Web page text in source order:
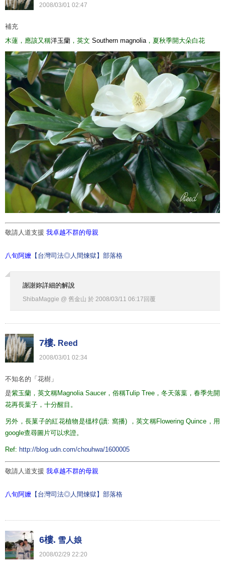
2008/03/01 02:47
補充
木蓮，應該又稱洋玉蘭 ，英文 Southern magnolia ，夏秋季開大朵白花
敬請人道支援 我卓越不群的母親
八旬阿嬤 【台灣司法◎人間煉獄】部落格
謝謝妳詳細的解說
ShibaMaggie @ 舊金山 於 2008/03/11 06:17 回覆
7樓. Reed
2008/03/01 02:34
不知名的「花樹」
是紫玉蘭，英文稱Magnolia Saucer，俗稱Tulip Tree，冬天落葉，春季先開
花再長葉子，十分醒目。
另外，長菓子的紅花植物是榲桲(讀: 窩播) ，英文稱Flowering Quince，用
google查尋圖片可以求證。
Ref: http://blog.udn.com/chouhwa/1600005
敬請人道支援 我卓越不群的母親
八旬阿嬤 【台灣司法◎人間煉獄】部落格
6樓. 雪人娘
2008/02/29 22:20